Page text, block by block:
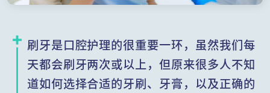
刷牙是口腔护理的很重要一环，虽然我们每
天都会刷牙两次或以上，但原来很多人不知
道如何选择合适的牙刷、牙膏，以及正确的